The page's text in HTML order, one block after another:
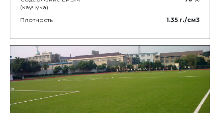
(каучука)
Плотность 1.35 г./см3